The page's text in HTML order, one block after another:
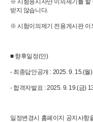
※ 시험응시자만 이의제기를 할
받지 않습니다.
※ 시험이의제기 전용게시판 이
■ 향후일정(안)
- 최종답안공개 : 2025. 9. 15.(월)
- 합격자발표 : 2025. 9. 19.(금)
일정변경시 홈페이지 공지사항